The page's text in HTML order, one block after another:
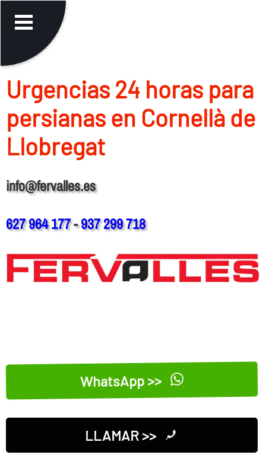
Urgencias 24 horas para
persianas en Cornellà de
Llobregat
info@fervalles.es
627 964 177-937 299 718
WhatsApp >>
LLAMAR >>